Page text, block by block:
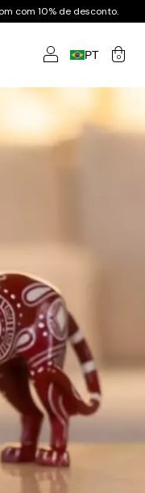
com 10% de desconto.
PT 0